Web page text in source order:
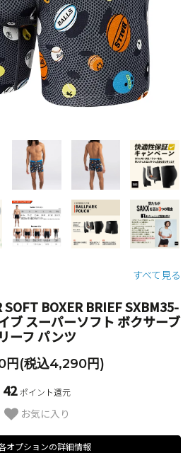
すべて見る
SOFT BOXER BRIEF SXBM35-
ブ スーパーソフト ボクサーブ
リーフ パンツ
円(税込4,290円)
42ポイント還元
お気に入り
オプションの詳細情報